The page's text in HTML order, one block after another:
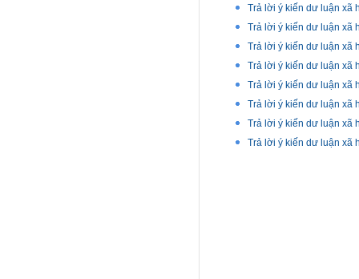
Trả lời ý kiến dư luận xã
Trả lời ý kiến dư luận xã
Trả lời ý kiến dư luận xã
Trả lời ý kiến dư luận xã
Trả lời ý kiến dư luận xã
Trả lời ý kiến dư luận xã
Trả lời ý kiến dư luận xã
Trả lời ý kiến dư luận xã